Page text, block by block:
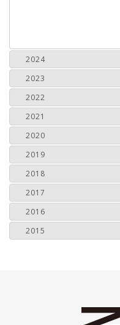
2024
2023
2022
2021
2020
2019
2018
2017
2016
2015